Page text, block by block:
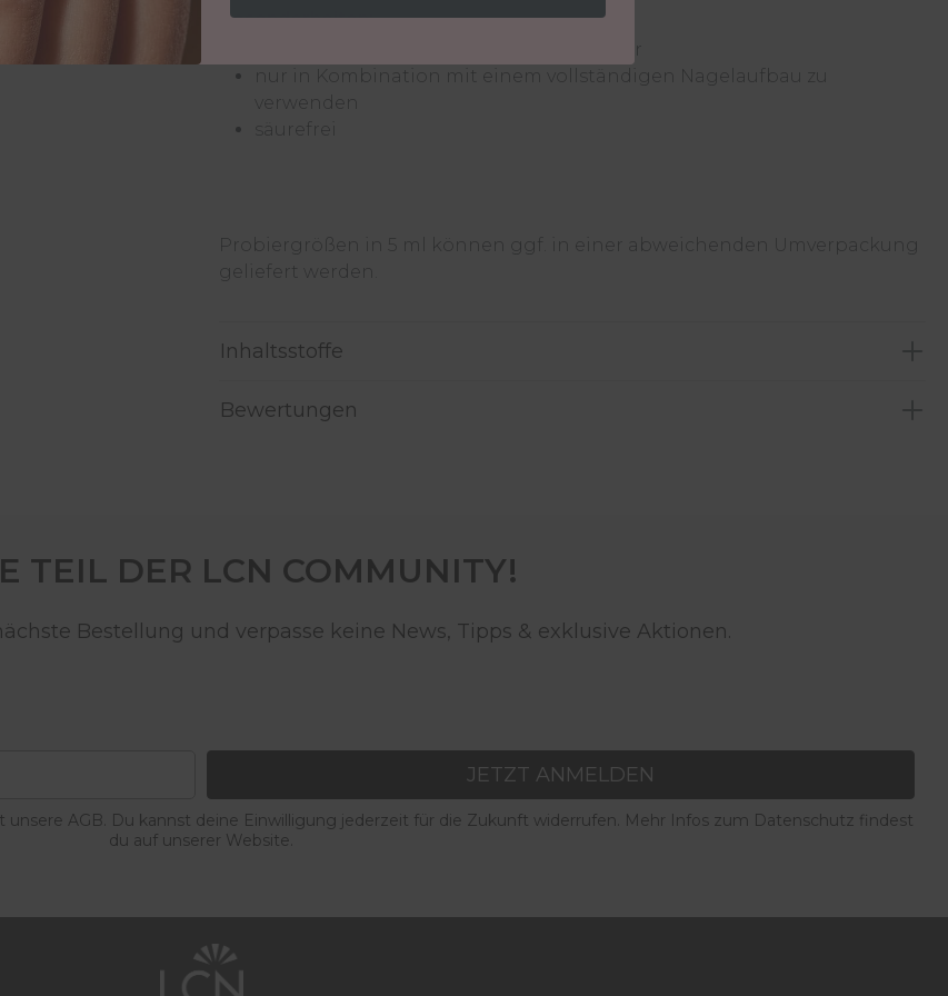
Besonderheiten:
in verschiedenen Farbtönungen wählbar
nur in Kombination mit einem vollständigen Nagelaufbau zu
verwenden
säurefrei
Probiergrößen in 5 ml können ggf. in einer abweichenden Umverpackung
geliefert werden.
Inhaltsstoffe
Bewertungen
TEIL DER LCN COMMUNITY!
Bestellung und verpasse keine News, Tipps & exklusive Aktionen.
JETZT ANMELDEN
AGB. Du kannst deine Einwilligung jederzeit für die Zukunft widerrufen. Mehr Infos zum Datenschutz findest
du auf unserer Website.